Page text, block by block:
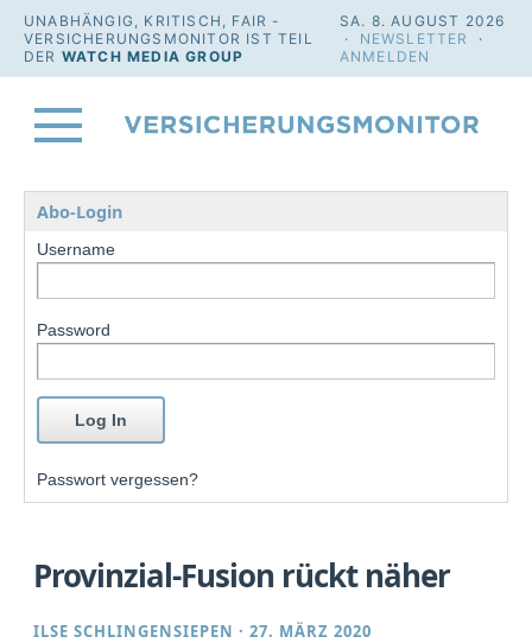
UNABHÄNGIG, KRITISCH, FAIR -
VERSICHERUNGSMONITOR IST TEIL
DER WATCH MEDIA GROUP
SA. 8. AUGUST 2026
· NEWSLETTER
·
ANMELDEN
Abo-Login
Username
Password
Passwort vergessen?
Provinzial-Fusion rückt näher
ILSE SCHLINGENSIEPEN ·27. MÄRZ 2020